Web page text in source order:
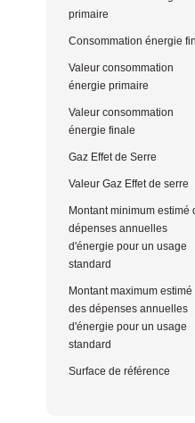
primaire
Consommation énergie
Valeur consommation
énergie primaire
Valeur consommation
énergie finale
Gaz Effet de Serre
Valeur Gaz Effet de serre
Montant minimum estimé
dépenses annuelles
d'énergie pour un usage
standard
Montant maximum estimé
des dépenses annuelles
d'énergie pour un usage
standard
Surface de référence